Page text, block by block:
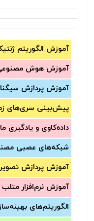
آموزش الگوریتم
آموزش‌ هوش
آموزش‌ پردازش
پیش‌‌بینی سری‌‌های
داده‌کاوی و یادگیری
شبکه‌های عصبی
آموزش‌ پردازش
آموزش‌ نرم‌افزار متلب Matlab
الگوریتم‌های